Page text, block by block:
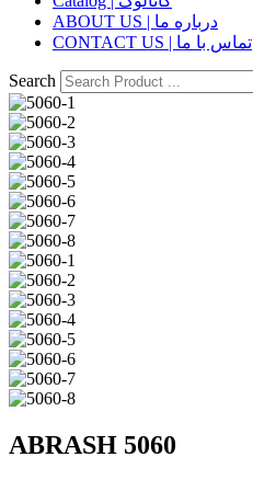
ABOUT US | درباره ما
CONTACT US | تماس با ما
Search
ABRASH 5060